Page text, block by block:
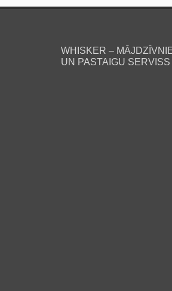
WHISKER –
UN PASTAIGU SERVISS